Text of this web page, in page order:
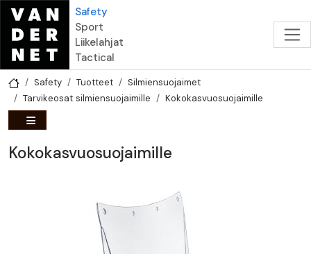
Hyppää pääsisältöön
Safety
Sport
Liikelahjat
Tactical
Safety Tuotteet
Silmiensuojaimet
Tarvikeosat silmiensuojaimille
Kokokasvuosuojaimille
Kokokasvuosuojaimille